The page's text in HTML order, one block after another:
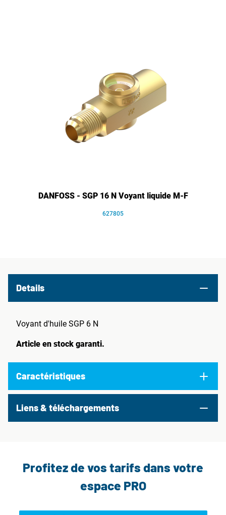
DANFOSS - SGP 16 N Voyant liquide M-F
627805
Details
Voyant d'huile SGP 6 N
Article en stock garanti.
Caractéristiques
Liens & téléchargements
Profitez de vos tarifs dans votre
espace PRO